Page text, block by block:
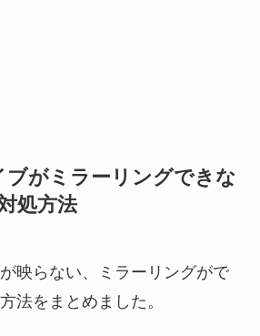
ブがミラーリングできな
処方法
映らない、ミラーリングがで
法をまとめました。